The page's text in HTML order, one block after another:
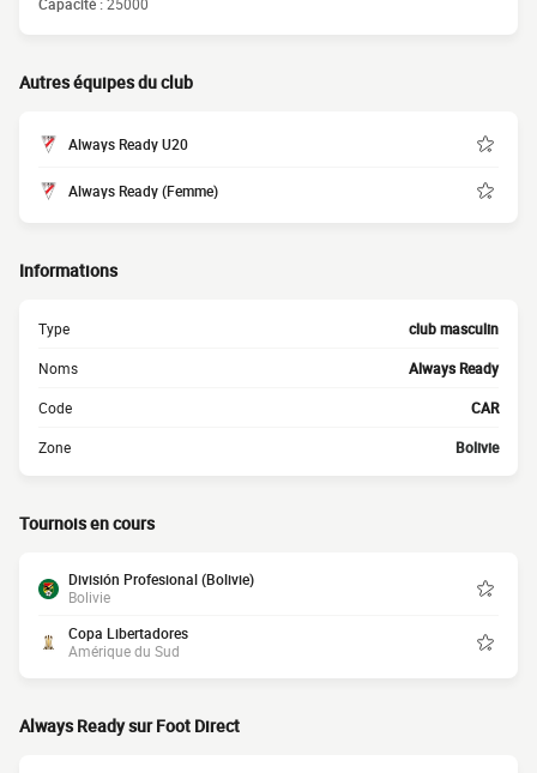
Autres équipes du club
Always Ready U20
Always Ready (Femme)
Informations
Type club masculin
Noms Always Ready
Code CAR
Zone Bolivie
Tournois en cours
División Profesional (Bolivie)
Bolivie
Copa Libertadores
Amérique du Sud
Always Ready sur Foot Direct